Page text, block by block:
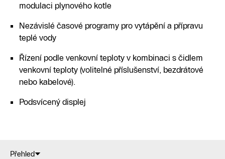
modulaci plynového kotle
Nezávislé časové programy pro vytápění a přípravu
teplé vody
Řízení podle venkovní teploty v kombinaci s čidlem
venkovní teploty (volitelné příslušenství, bezdrátové
nebo kabelové).
Podsvícený displej
Přehled